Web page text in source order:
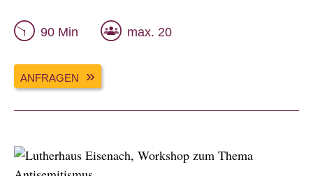
90 Min max. 20
ANFRAGEN